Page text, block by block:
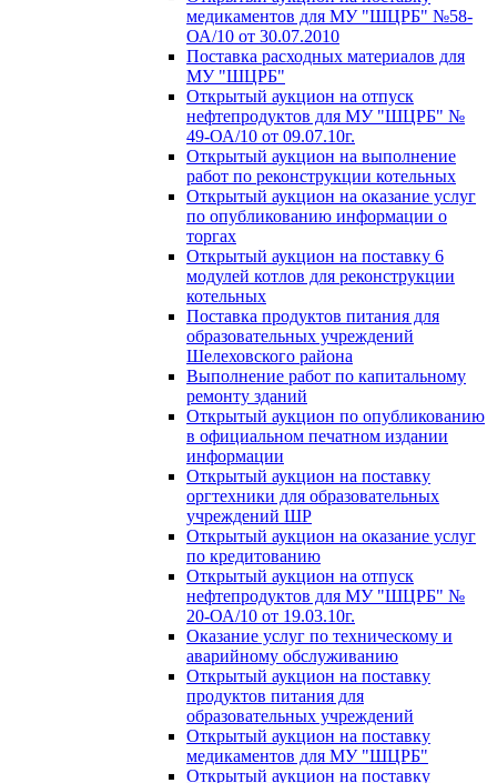
медикаментов для МУ "ШЦРБ" №58-
ОА/10 от 30.07.2010
Поставка расходных материалов для
МУ "ШЦРБ"
Открытый аукцион на отпуск
нефтепродуктов для МУ "ШЦРБ" №
49-ОА/10 от 09.07.10г.
Открытый аукцион на выполнение
работ по реконструкции котельных
Открытый аукцион на оказание услуг
по опубликованию информации о
торгах
Открытый аукцион на поставку 6
модулей котлов для реконструкции
котельных
Поставка продуктов питания для
образовательных учреждений
Шелеховского района
Выполнение работ по капитальному
ремонту зданий
Открытый аукцион по опубликованию
в официальном печатном издании
информации
Открытый аукцион на поставку
оргтехники для образовательных
учреждений ШР
Открытый аукцион на оказание услуг
по кредитованию
Открытый аукцион на отпуск
нефтепродуктов для МУ "ШЦРБ" №
20-ОА/10 от 19.03.10г.
Оказание услуг по техническому и
аварийному обслуживанию
Открытый аукцион на поставку
продуктов питания для
образовательных учреждений
Открытый аукцион на поставку
медикаментов для МУ "ШЦРБ"
Открытый аукцион на поставку